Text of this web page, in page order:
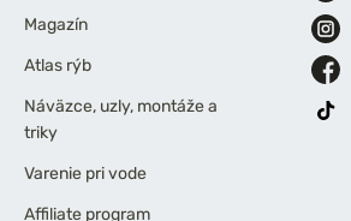
Magazín
Atlas rýb
Náväzce, uzly, montáže a
triky
Varenie pri vode
Affiliate program